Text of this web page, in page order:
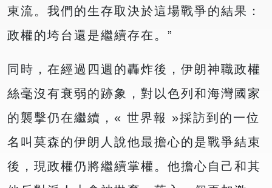
東流。我們的生存取決於這場戰爭的結果：
政權的垮台還是繼續存在。”
同時，在經過四週的轟炸後，伊朗神職政權
絲毫沒有衰弱的跡象，對以色列和海灣國家
的襲擊仍在繼續，« 世界報 »採訪到的一位
名叫莫森的伊朗人說他最擔心的是戰爭結束
後，現政權仍將繼續掌權。他擔心自己和其